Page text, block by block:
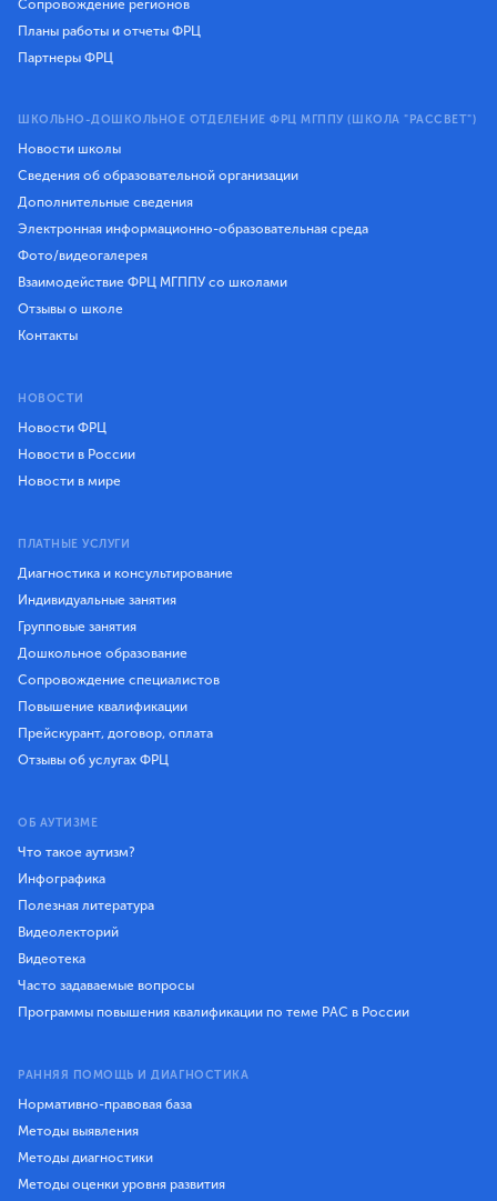
Сопровождение регионов
Планы работы и отчеты ФРЦ
Партнеры ФРЦ
ШКОЛЬНО-ДОШКОЛЬНОЕ ОТДЕЛЕНИЕ ФРЦ МГППУ (ШКОЛА "РАССВЕТ")
Новости школы
Сведения об образовательной организации
Дополнительные сведения
Электронная информационно-образовательная среда
Фото/видеогалерея
Взаимодействие ФРЦ МГППУ со школами
Отзывы о школе
Контакты
НОВОСТИ
Новости ФРЦ
Новости в России
Новости в мире
ПЛАТНЫЕ УСЛУГИ
Диагностика и консультирование
Индивидуальные занятия
Групповые занятия
Дошкольное образование
Сопровождение специалистов
Повышение квалификации
Прейскурант, договор, оплата
Отзывы об услугах ФРЦ
ОБ АУТИЗМЕ
Что такое аутизм?
Инфографика
Полезная литература
Видеолекторий
Видеотека
Часто задаваемые вопросы
Программы повышения квалификации по теме РАС в России
РАННЯЯ ПОМОЩЬ И ДИАГНОСТИКА
Нормативно-правовая база
Методы выявления
Методы диагностики
Методы оценки уровня развития